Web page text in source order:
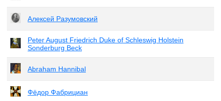
Алексей Разумовский
Peter August Friedrich Duke of Schleswig Holstein
Sonderburg Beck
Abraham Hannibal
Фёдор Фабрициан